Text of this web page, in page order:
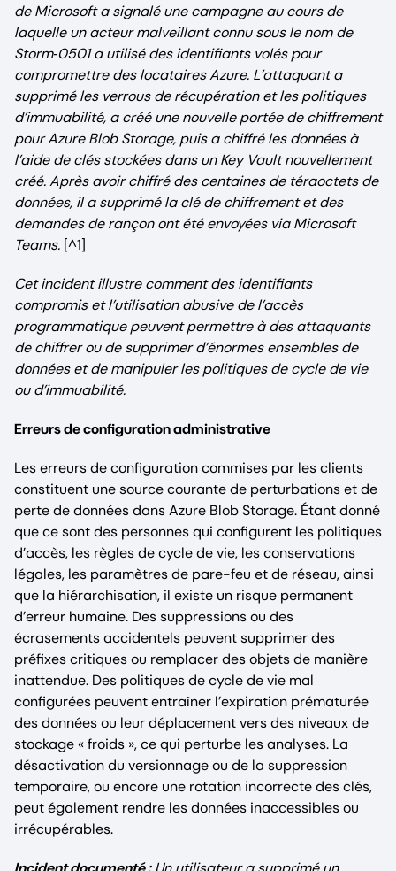
de Microsoft a signalé une campagne au cours de
laquelle un acteur malveillant connu sous le nom de
Storm‑0501 a utilisé des identifiants volés pour
compromettre des locataires Azure. L’attaquant a
supprimé les verrous de récupération et les politiques
d’immuabilité, a créé une nouvelle portée de chiffrement
pour Azure Blob Storage, puis a chiffré les données à
l’aide de clés stockées dans un Key Vault nouvellement
créé. Après avoir chiffré des centaines de téraoctets de
données, il a supprimé la clé de chiffrement et des
demandes de rançon ont été envoyées via Microsoft
Teams. [^1]
Cet incident illustre comment des identifiants
compromis et l’utilisation abusive de l’accès
programmatique peuvent permettre à des attaquants
de chiffrer ou de supprimer d’énormes ensembles de
données et de manipuler les politiques de cycle de vie
ou d’immuabilité.
Erreurs de configuration administrative
Les erreurs de configuration commises par les clients
constituent une source courante de perturbations et de
perte de données dans Azure Blob Storage. Étant donné
que ce sont des personnes qui configurent les politiques
d’accès, les règles de cycle de vie, les conservations
légales, les paramètres de pare-feu et de réseau, ainsi
que la hiérarchisation, il existe un risque permanent
d’erreur humaine. Des suppressions ou des
écrasements accidentels peuvent supprimer des
préfixes critiques ou remplacer des objets de manière
inattendue. Des politiques de cycle de vie mal
configurées peuvent entraîner l’expiration prématurée
des données ou leur déplacement vers des niveaux de
stockage « froids », ce qui perturbe les analyses. La
désactivation du versionnage ou de la suppression
temporaire, ou encore une rotation incorrecte des clés,
peut également rendre les données inaccessibles ou
irrécupérables.